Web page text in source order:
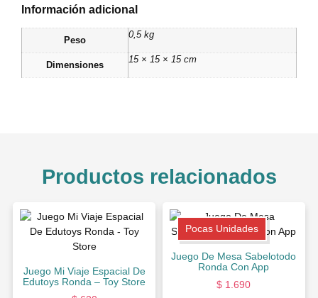
Información adicional
Peso
0,5 kg
Dimensiones
15 × 15 × 15 cm
Productos relacionados
Juego Mi Viaje Espacial De
Edutoys Ronda – Toy Store
Pocas Unidades
Juego De Mesa Sabelotodo
Ronda Con App
$ 1.690